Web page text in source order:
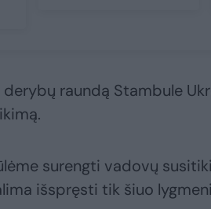
raundą Stambule
surengti vadovų
išspręsti tik šiuo